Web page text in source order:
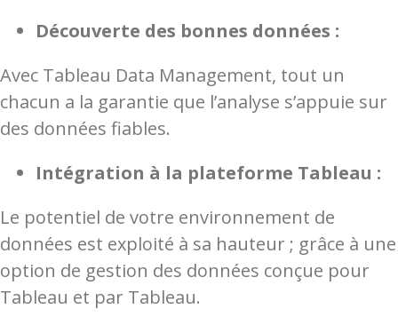
Découverte des bonnes données :
Avec Tableau Data Management, tout un
chacun a la garantie que l’analyse s’appuie sur
des données fiables.
Intégration à la plateforme Tableau :
Le potentiel de votre environnement de
données est exploité à sa hauteur ; grâce à une
option de gestion des données conçue pour
Tableau et par Tableau.